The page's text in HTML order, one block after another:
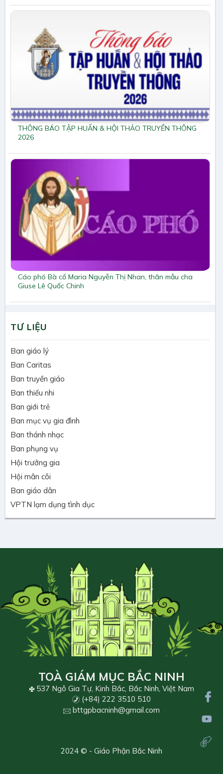
THÔNG BÁO TẬP HUẤN & HỘI THẢO TRUYỀN THÔNG
2026
Cáo phó Bà cố Maria Nguyễn Thị Nhan, thân mẫu cha
Giuse Lê Quốc Chinh
TƯ LIỆU
Ban giáo lý
Ban Caritas
Ban truyền giáo
Ban thiếu nhi
Ban giới trẻ
Ban mục vụ gia đình
Ban thánh nhạc
Ban phụng vụ
Hội trưởng gia
Hội mân côi
Ban giáo dân
VPTN lạm dụng tình dục
TOÀ GIÁM MỤC BẮC NINH
537 Ngô Gia Tự, Kinh Bắc, Bắc Ninh, Việt Nam
(+84) 222 3510 510
bttgpbacninh@gmail.com
2024 © - Giáo Phận Bắc Ninh